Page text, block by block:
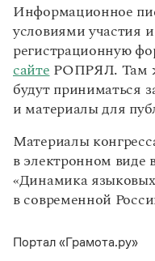
Издательство
Словари
Научпоп
Учебники и справочники
Все книги
Информационное
условиями участия
регистрационную
сайте РОПРЯЛ. Там
будут приниматься
и материалы для
Материалы
в электронном виде
«Динамика
в современной
Портал «Грамота.ру»